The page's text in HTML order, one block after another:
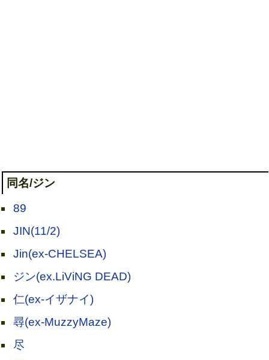
同名/ジン
89
JIN(11/2)
Jin(ex-CHELSEA)
ジン(ex.LiViNG DEAD)
仁(ex-イザナイ)
尋(ex-MuzzyMaze)
尽